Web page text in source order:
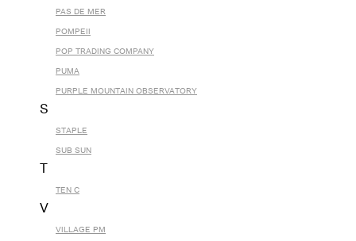
PAS DE MER
POMPEII
POP TRADING COMPANY
PUMA
PURPLE MOUNTAIN OBSERVATORY
S
STAPLE
SUB SUN
TEN C
V
VILLAGE PM